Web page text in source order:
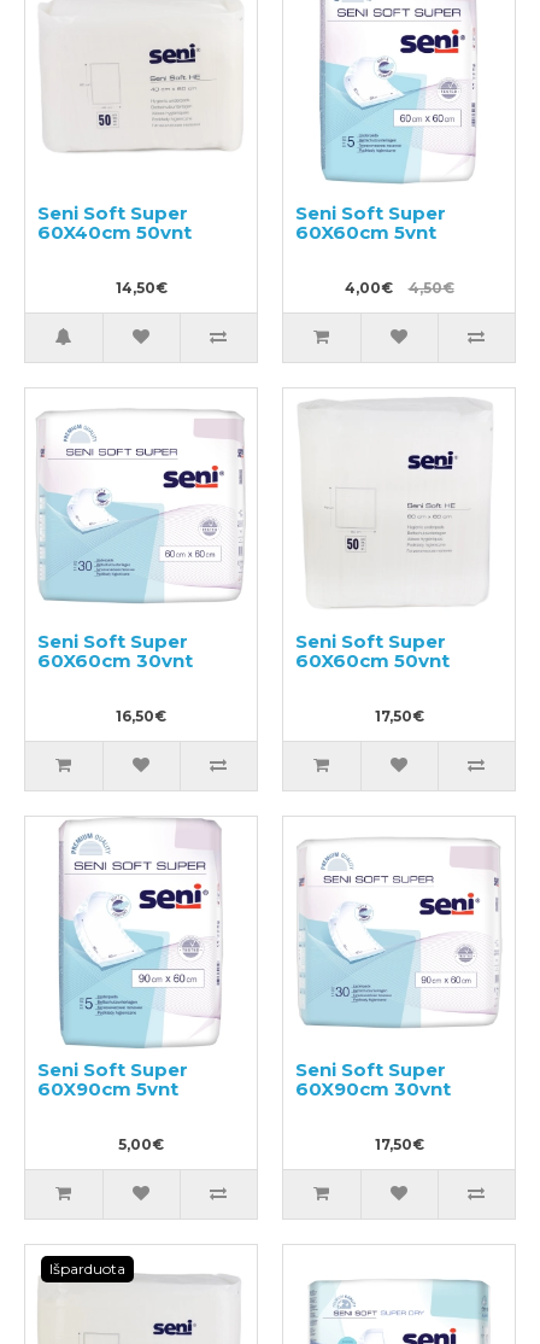
Seni Soft Super
60X40cm 50vnt
14,50€
Seni Soft Super
60X60cm 5vnt
4,00€ 4,50€
Seni Soft Super
60X60cm 30vnt
16,50€
Seni Soft Super
60X60cm 50vnt
17,50€
Seni Soft Super
60X90cm 5vnt
5,00€
Seni Soft Super
60X90cm 30vnt
17,50€
Išparduota